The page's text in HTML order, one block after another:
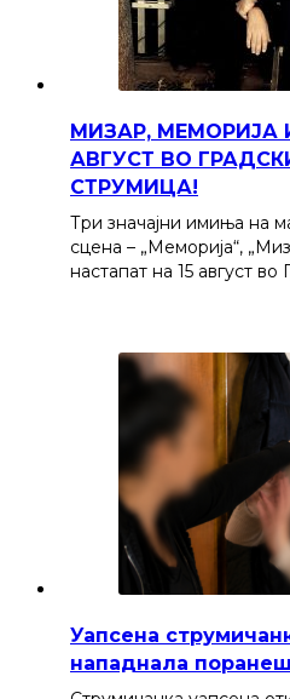
МИЗАР, МЕМОРИЈА
АВГУСТ ВО
СТРУМИЦА!
Три значајни имиња на
сцена – „Меморија“,
настапат на 15 август во
Уапсена
нападнала